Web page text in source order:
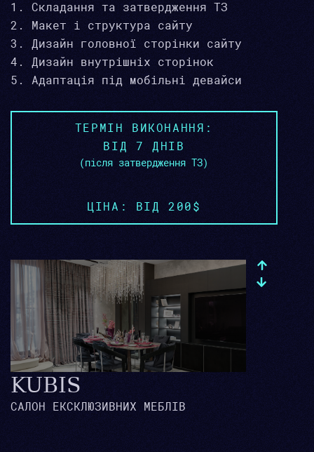
Складання та затвердження ТЗ
Макет і структура сайту
Дизайн головної сторінки сайту
Дизайн внутрішніх сторінок
Адаптація під мобільні девайси
ТЕРМІН ВИКОНАННЯ:
ВІД 7 ДНІВ
(після затвердження ТЗ)
ЦІНА: ВІД 200$
KUBIS
САЛОН ЕКСКЛЮЗИВНИХ МЕБЛІВ